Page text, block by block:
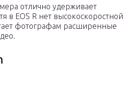
отлично удерживает
в EOS R нет высокоскоростной
фотографам расширенные